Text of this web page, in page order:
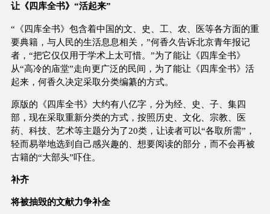
让《四库全书》“活起来”
“《四库全书》包含着中国的文、史、工、农、医等各方面的重
要典籍，与人民的生活息息相关，”何香久告诉北京青年报记
者，“把它仅仅用于学术上太可惜。”为了能让《四库全书》
从“高冷的庙堂”走向更广泛的民间，为了能让《四库全书》活
起来，何香久决定采取分类编纂的方式。
原版的《四库全书》大约有八亿字，分为经、史、子、集四
部，现在采取重新分类的方式，按照历史、文化、宗教、医
药、科技、艺术等主题分为了20类，让读者可以“各取所需”，
轻而易举地选到自己感兴趣的、想要阅读的部分，而不会再被
古籍的“大部头”吓住。
补齐
将被抽毁的文献力争补全